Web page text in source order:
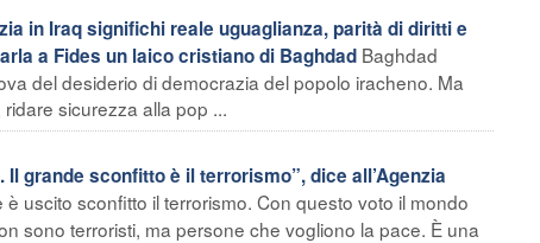
in Iraq significhi reale uguaglianza, parità di diritti e
a Fides un laico cristiano di Baghdad Baghdad
del desiderio di democrazia del popolo iracheno. Ma
sicurezza alla pop ...
grande sconfitto è il terrorismo”, dice all’Agenzia
uscito sconfitto il terrorismo. Con questo voto il mondo
sono terroristi, ma persone che vogliono la pace. È una